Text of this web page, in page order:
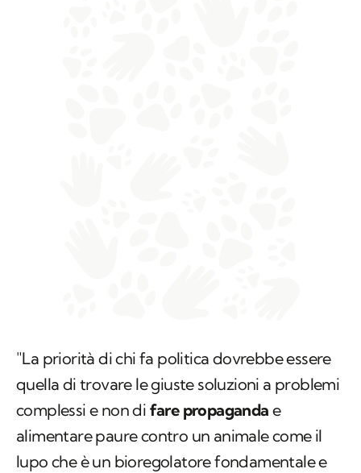
"La priorità di chi fa politica dovrebbe essere
quella di trovare le giuste soluzioni a problemi
complessi e non di fare propaganda e
alimentare paure contro un animale come il
lupo che è un bioregolatore fondamentale e